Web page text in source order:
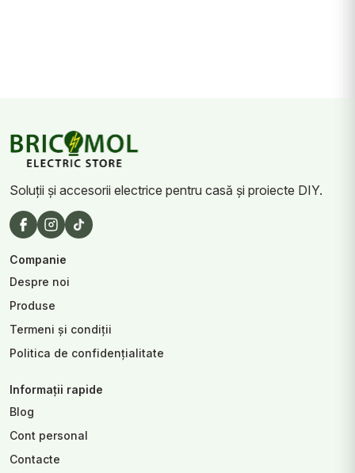
Soluții și accesorii electrice pentru casă și proiecte DIY.
Companie
Despre noi
Produse
Termeni și condiții
Politica de confidențialitate
Informații rapide
Blog
Cont personal
Contacte